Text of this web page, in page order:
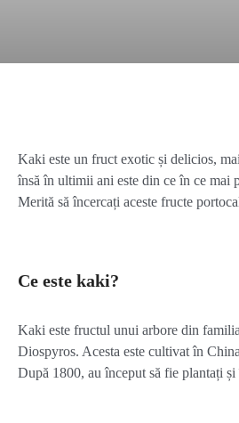
Kaki este un fruct exotic și delicios,
însă în ultimii ani este din ce în ce mai
Merită să încercați aceste fructe
Ce este kaki?
Kaki este fructul unui arbore din
Diospyros. Acesta este cultivat în
După 1800, au început să fie plantați